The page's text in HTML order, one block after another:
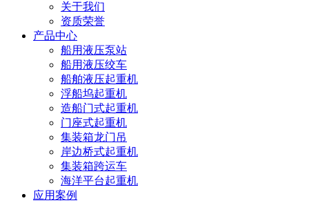
关于我们
资质荣誉
产品中心
船用液压泵站
船用液压绞车
船舶液压起重机
浮船坞起重机
造船门式起重机
门座式起重机
集装箱龙门吊
岸边桥式起重机
集装箱跨运车
海洋平台起重机
应用案例